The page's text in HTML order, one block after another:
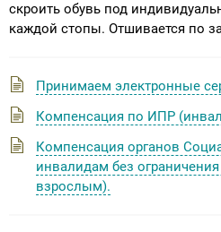
скроить обувь под
каждой стопы. Отшивается по
Принимаем электронные
Компенсация по ИПР
Компенсация органов
инвалидам без
взрослым).